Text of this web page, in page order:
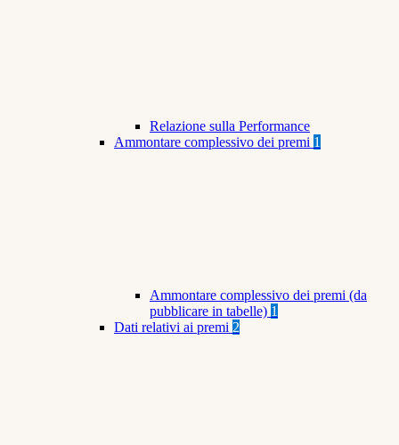
Relazione sulla Performance
Ammontare complessivo dei premi 1
Ammontare complessivo dei premi (da
pubblicare in tabelle) 1
Dati relativi ai premi 2